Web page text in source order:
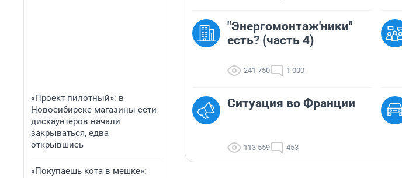
«Проект пилотный»: в
Новосибирске магазины сети
дискаунтеров начали
закрываться, едва
открывшись
«Покупаешь кота в мешке»:
"Энергомонтаж'ники"
есть? (часть 4)
241 750 1 000
Ситуация во Франции
113 559 453